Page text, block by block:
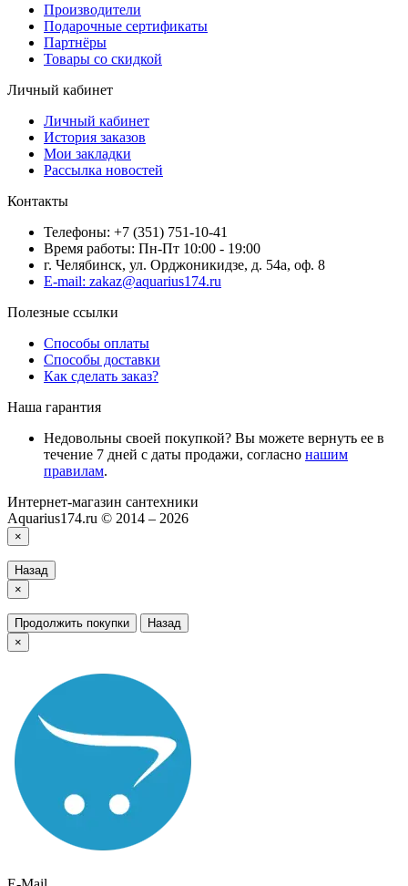
Производители
Подарочные сертификаты
Партнёры
Товары со скидкой
Личный кабинет
Личный кабинет
История заказов
Мои закладки
Рассылка новостей
Контакты
Телефоны: +7 (351) 751-10-41
Время работы: Пн-Пт 10:00 - 19:00
г. Челябинск, ул. Орджоникидзе, д. 54а, оф. 8
E-mail: zakaz@aquarius174.ru
Полезные ссылки
Способы оплаты
Способы доставки
Как сделать заказ?
Наша гарантия
Недовольны своей покупкой? Вы можете вернуть ее в
течение 7 дней с даты продажи, согласно нашим
правилам.
Интернет-магазин сантехники
Aquarius174.ru © 2014 – 2026
×
Назад
×
Продолжить покупки
Назад
×